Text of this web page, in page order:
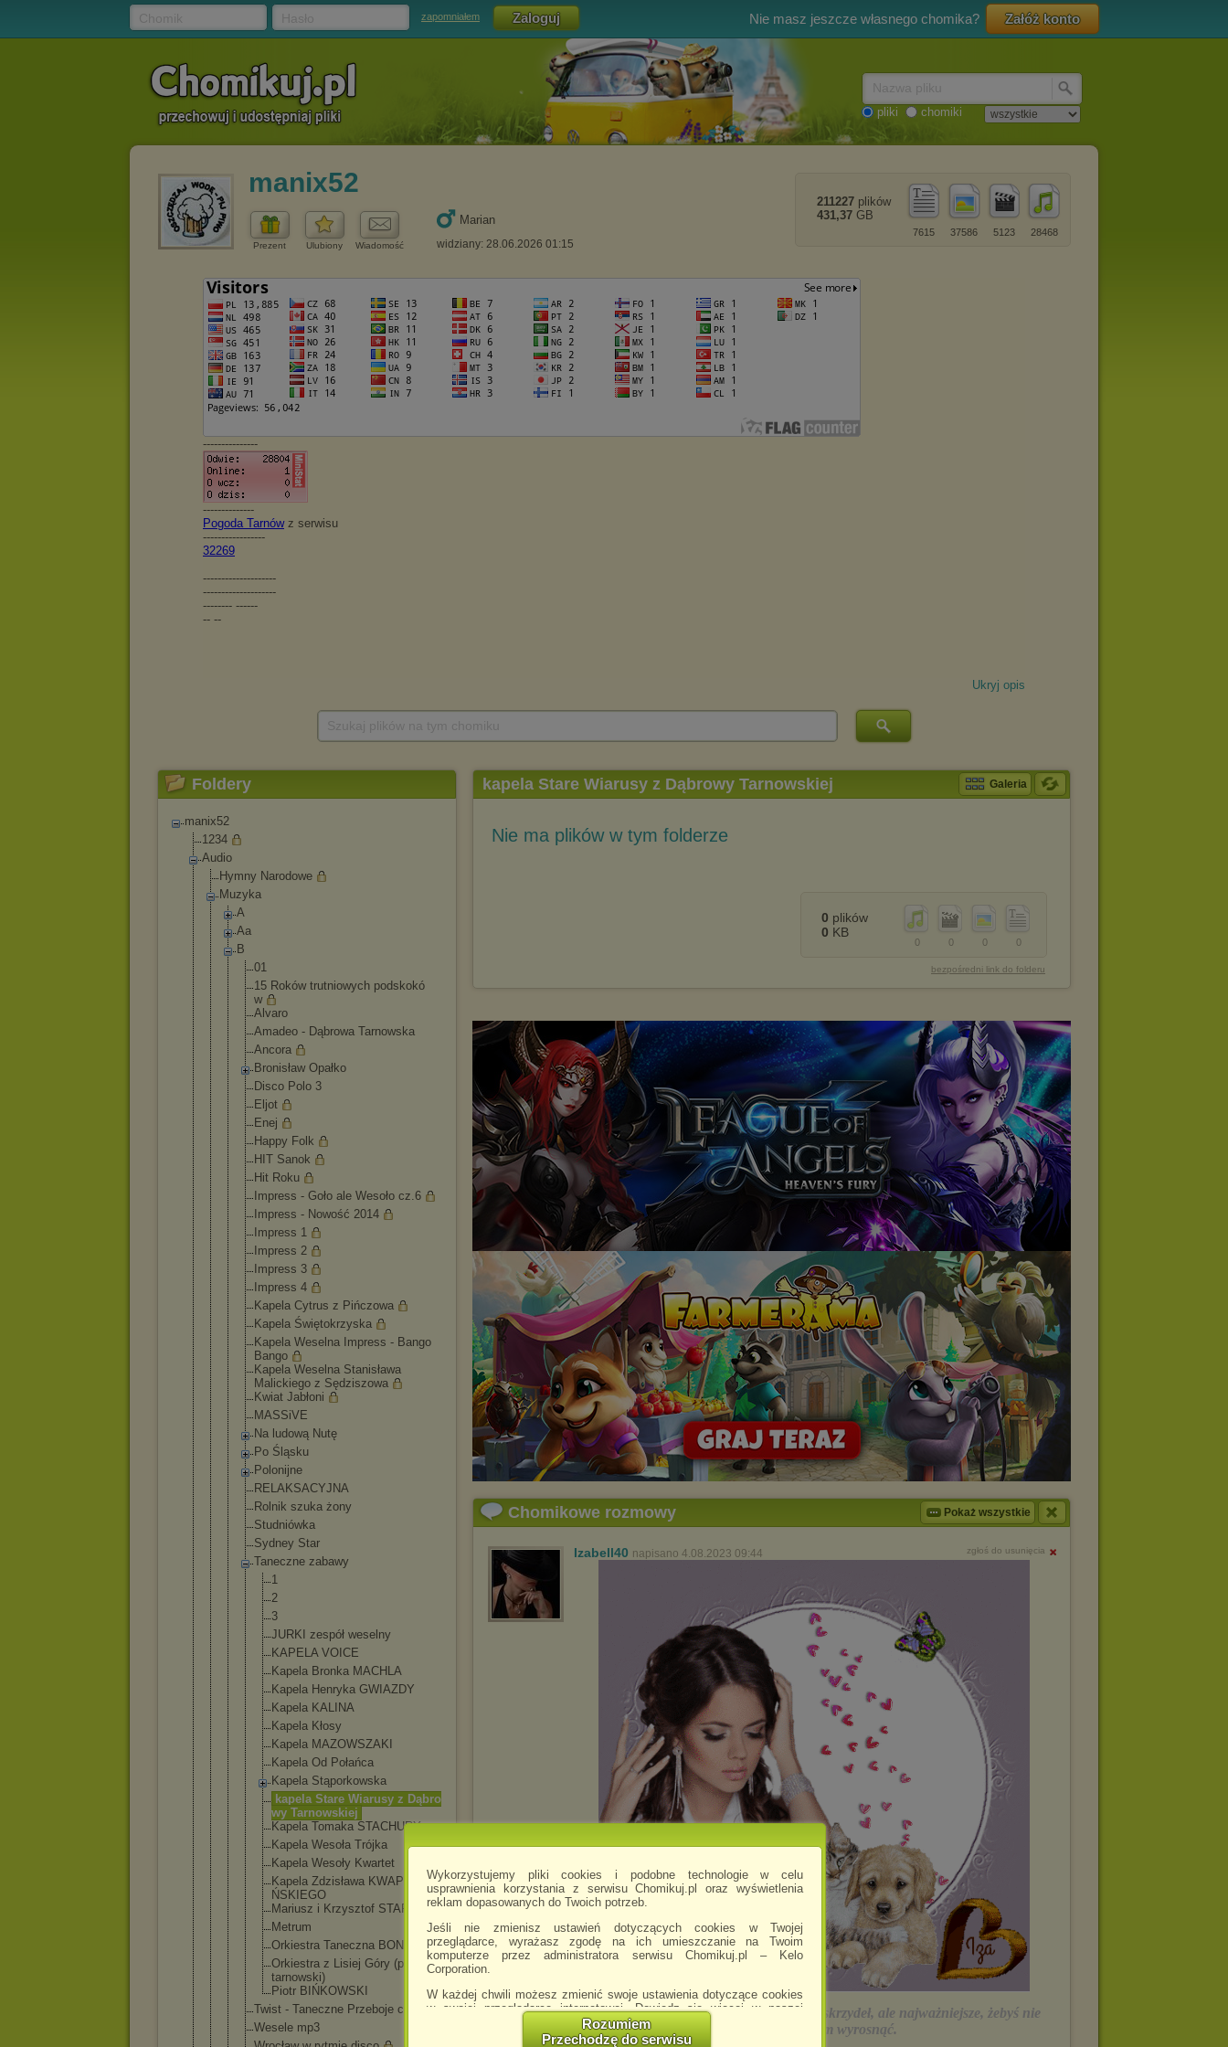
Wykorzystujemy pliki cookies i podobne technologie w celu
usprawnienia korzystania z serwisu Chomikuj.pl oraz wyświetlenia
reklam dopasowanych do Twoich potrzeb.
Jeśli nie zmienisz ustawień dotyczących cookies w Twojej
przeglądarce, wyrażasz zgodę na ich umieszczanie na Twoim
komputerze przez administratora serwisu Chomikuj.pl – Kelo
Corporation.
W każdej chwili możesz zmienić swoje ustawienia dotyczące cookies
w swojej przeglądarce internetowej. Dowiedz się więcej w naszej
http://chomikuj.pl/PolitykaPrywatnosci.aspx
Rozumiem
Przechodzę do serwisu
zapomniałem Nie masz jeszcze własnego chomika? Załóż konto
pliki chomiki
manix52
Prezent Ulubiony Wiadomość
Marian
widziany: 28.06.2026 01:15
28468
5123
37586
7615
211227 plików
431,37 GB
Ukryj opis
Foldery
manix52
1234
Audio
Hymny Narodowe
Muzyka
A
Aa
B
01
15 Roków trutniowych podskokó
w
Alvaro
Amadeo - Dąbrowa Tarnowska
Ancora
Bronisław Opałko
Disco Polo 3
Eljot
Enej
Happy Folk
HIT Sanok
Hit Roku
Impress - Goło ale Wesoło cz.6
Impress - Nowość 2014
Impress 1
Impress 2
Impress 3
Impress 4
Kapela Cytrus z Pińczowa
Kapela Świętokrzyska
Kapela Weselna Impress - Bango
Bango
Kapela Weselna Stanisława
Malickiego z Sędziszowa
Kwiat Jabłoni
MASSiVE
Na ludową Nutę
Po Śląsku
Polonijne
RELAKSACYJNA
Rolnik szuka żony
Studniówka
Sydney Star
Taneczne zabawy
1
2
3
JURKI zespół wesel ny
KAPELA VOICE
Kapel a Bronka MACHLA
Kapel a Henryka GWIAZDY
Kapel a KALINA
Kapel a Kłosy
Kapel a MAZOWSZAKI
Kapel a Od Połańca
Kapel a Stąporkows ka
kapel a Stare Wiarusy z Dąbro
wy Tarnowskiej
Kapel a Tomaka STACH URY
Kapel a Wesoła Trójka
Kapel a Wesoły Kwartet
Kapel a Zdzisława KWAPI
ŃSKIEGO
Mariusz i Krzysztof STARĘ
GA
Metrum
Orkiestra Taneczna BONAN
ZA
Orkiestra z Lisiej Góry (pow.
tarnowski)
Piotr BIŃKOWSKI
Twist - Taneczne Przeboje cz.1
Wesele mp3
kapela Stare Wiarusy z Dąbrowy Tarnowskiej Galeria
Nie ma plików w tym folderze
0
0
0
0
0 plików
0 KB
bezpośredni link do folderu
Chomikowe rozmowy Pokaż wszystkie
Izabell40 napisano 4.08.2023 09:44 zgłoś do usunięcia
Może się zdarzyć, że urodziłeś/aś się bez skrzydeł, ale najważniejsze, żebyś nie
przeszkadzał/a im wyrosnąć.